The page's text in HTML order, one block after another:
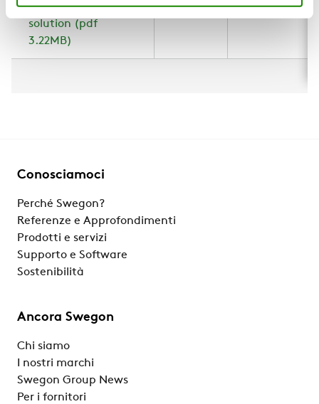
Accessory - Hygenic
solution (pdf
3.22MB)
Z T-HG
IOM
Conosciamoci
Perché Swegon?
Referenze e Approfondimenti
Prodotti e servizi
Supporto e Software
Sostenibilità
Ancora Swegon
Chi siamo
I nostri marchi
Swegon Group News
Per i fornitori